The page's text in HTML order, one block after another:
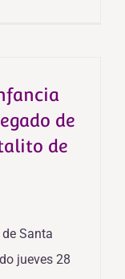
de
de
Santa
jueves 28